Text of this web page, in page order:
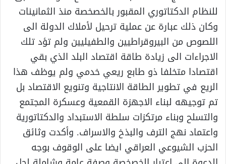
للنظام الدكتاتوري المقبور بالخصخصة منذ الثمانينات
وكان ذلك عبارة عن عملية ترحيل لأملاك الدولة الى
اللصوص من البيروقراطيين والطفيليين ولم تؤد تلك
الاجراءات الى زيادة طاقة اقتصاد البلد الذي بقي
اقتصادا متخلفا ذو طابع ريعي خدمي ولم يوظف هذا
الريع في تطوير الطاقة الانتاجية وتنويع الاقتصاد بل
تم توجيهه لبناء الاجهزة القمعية وعسكرة المجتمع
والتسلح وبناء مرتكزات سلطة الاستبداد والدكتاتورية
واعتماد نهج الترف والبذخ والاسراف. وأكدت وثائق
الحزب الشيوعي العراقي ايضا على الوقوف بوجه